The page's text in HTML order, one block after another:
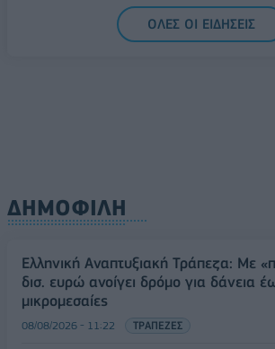
5G παντού, 6G στον ορίζοντα: Πού
Ελλάδα στη μεγάλη τεχνολογική
ΟΛΕΣ ΟΙ ΕΙΔΗΣΕΙΣ
ΔΗΜΟΦΙΛΗ
Ελληνική Αναπτυξιακή Τράπεζα: Με
δισ. ευρώ ανοίγει δρόμο για δάνεια
μικρομεσαίες
08/08/2026 - 11:22 ΤΡΑΠΕΖΕΣ